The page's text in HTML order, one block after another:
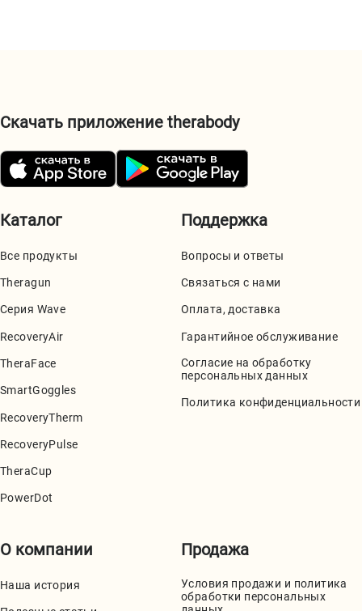
Каталог
Все продукты
Theragun
Серия Wave
RecoveryAir
TheraFace
SmartGoggles
RecoveryTherm
RecoveryPulse
TheraCup
PowerDot
Поддержка
Вопросы и ответы
Связаться с нами
Оплата, доставка
Гарантийное обслуживание
Согласие на обработку
персональных данных
Политика конфиденциальности
О компании
Наша история
Продажа
Условия продажи и политика
обработки персональных
Скачать приложение therabody